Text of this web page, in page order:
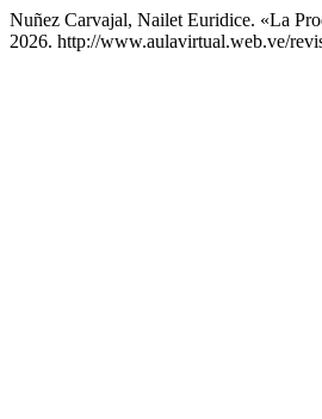
Nuñez Carvajal, Nailet Euridice. «La
2026. http://www.aulavirtual.web.ve/